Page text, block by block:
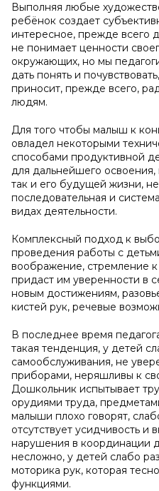
Выполняя любые
ребёнок создает
интересное, прежде всего
не понимает ценности
окружающих, но мы
дать понять и
приносит, прежде всего,
людям.
Для того чтобы малыш к
овладел некоторыми
способами продуктивной
для дальнейшего
так и его будущей жизни,
последовательная и
видах деятельности.
Комплексный подход к
проведения работы с
воображение, стремление к
придаст им уверенности в
новым достижениям,
кистей рук, речевые
В последнее время
такая тенденция, у детей
самообслуживания, не
приборами, неряшливы к
Дошкольник испытывает
орудиями труда,
малыши плохо говорят,
отсутствует усидчивость и
нарушения в координации
несложно, у детей слабо
моторика рук, которая
функциями.